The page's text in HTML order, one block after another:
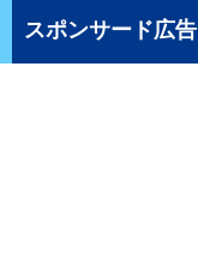
スポンサード広告